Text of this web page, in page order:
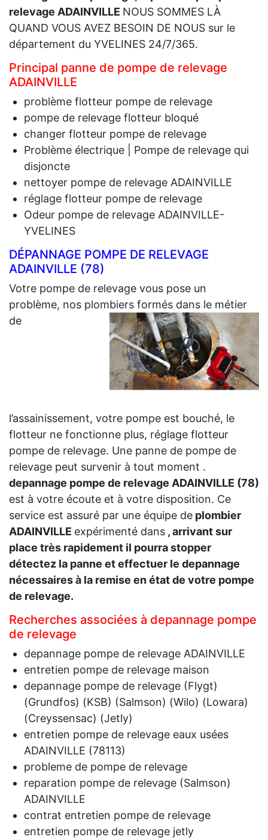
relevage ADAINVILLE NOUS SOMMES LÀ
QUAND VOUS AVEZ BESOIN DE NOUS sur le
département du YVELINES 24/7/365.
Principal panne de pompe de relevage
ADAINVILLE
problème flotteur pompe de relevage
pompe de relevage flotteur bloqué
changer flotteur pompe de relevage
Problème électrique | Pompe de relevage qui
disjoncte
nettoyer pompe de relevage ADAINVILLE
réglage flotteur pompe de relevage
Odeur pompe de relevage ADAINVILLE-
YVELINES
DÉPANNAGE POMPE DE RELEVAGE
ADAINVILLE (78)
Votre pompe de relevage vous pose un
problème, nos plombiers formés dans le métier
de
l’assainissement, votre pompe est bouché, le
flotteur ne fonctionne plus, réglage flotteur
pompe de relevage. Une panne de pompe de
relevage peut survenir à tout moment .
depannage pompe de relevage ADAINVILLE (78)
est à votre écoute et à votre disposition. Ce
service est assuré par une équipe de plombier
ADAINVILLE expérimenté dans , arrivant sur
place très rapidement il pourra stopper
détectez la panne et effectuer le depannage
nécessaires à la remise en état de votre pompe
de relevage.
Recherches associées à depannage pompe
de relevage
depannage pompe de relevage ADAINVILLE
entretien pompe de relevage maison
depannage pompe de relevage (Flygt)
(Grundfos) (KSB) (Salmson) (Wilo) (Lowara)
(Creyssensac) (Jetly)
entretien pompe de relevage eaux usées
ADAINVILLE (78113)
probleme de pompe de relevage
reparation pompe de relevage (Salmson)
ADAINVILLE
contrat entretien pompe de relevage
entretien pompe de relevage jetly